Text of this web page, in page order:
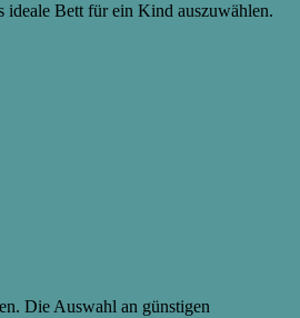
ideale Bett für ein Kind auszuwählen.
Die Auswahl an günstigen